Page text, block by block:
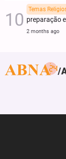
Temas
preparação
2 months ago